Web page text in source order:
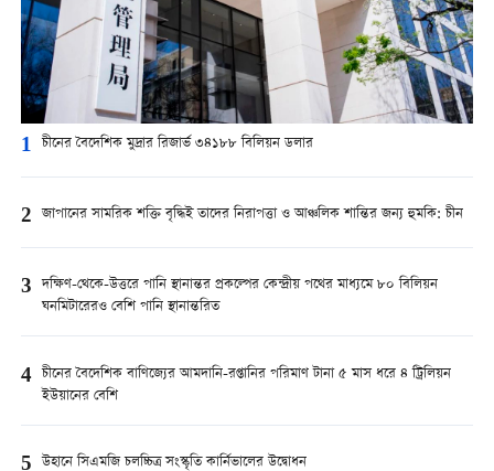
1 চীনের বৈদেশিক মুদ্রার রিজার্ভ ৩৪১৮৮ বিলিয়ন ডলার
2 জাপানের সামরিক শক্তি বৃদ্ধিই তাদের নিরাপত্তা ও আঞ্চলিক শান্তির জন্য হুমকি: চীন
3 দক্ষিণ-থেকে-উত্তরে পানি স্থানান্তর প্রকল্পের কেন্দ্রীয় পথের মাধ্যমে ৮০ বিলিয়ন
ঘনমিটারেরও বেশি পানি স্থানান্তরিত
4 চীনের বৈদেশিক বাণিজ্যের আমদানি-রপ্তানির পরিমাণ টানা ৫ মাস ধরে ৪ ট্রিলিয়ন
ইউয়ানের বেশি
5 উহানে সিএমজি চলচ্চিত্র সংস্কৃতি কার্নিভালের উদ্বোধন